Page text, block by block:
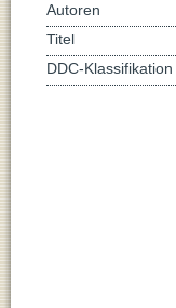
Autoren
Titel
DDC-Klassifikation